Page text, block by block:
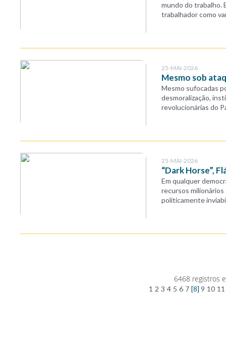
mundo do trabalho.
trabalhador como
25-MAI-2026
Mesmo sob
Mesmo sufocadas
desmoralização,
revolucionárias do
25-MAI-2026
“Dark Horse”,
Em qualquer
recursos
politicamente
6468 registros
1 2 3 4 5 6 7 [8] 9 10 11